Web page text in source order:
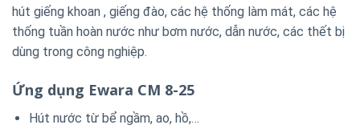
hút giếng khoan , giếng đào, các hệ thống làm mát, các hệ
thống tuần hoàn nước như bơm nước, dẫn nước, các thết bị
dùng trong công nghiệp.
Ứng dụng Ewara CM 8-25
Hút nước từ bể ngầm, ao, hồ,…